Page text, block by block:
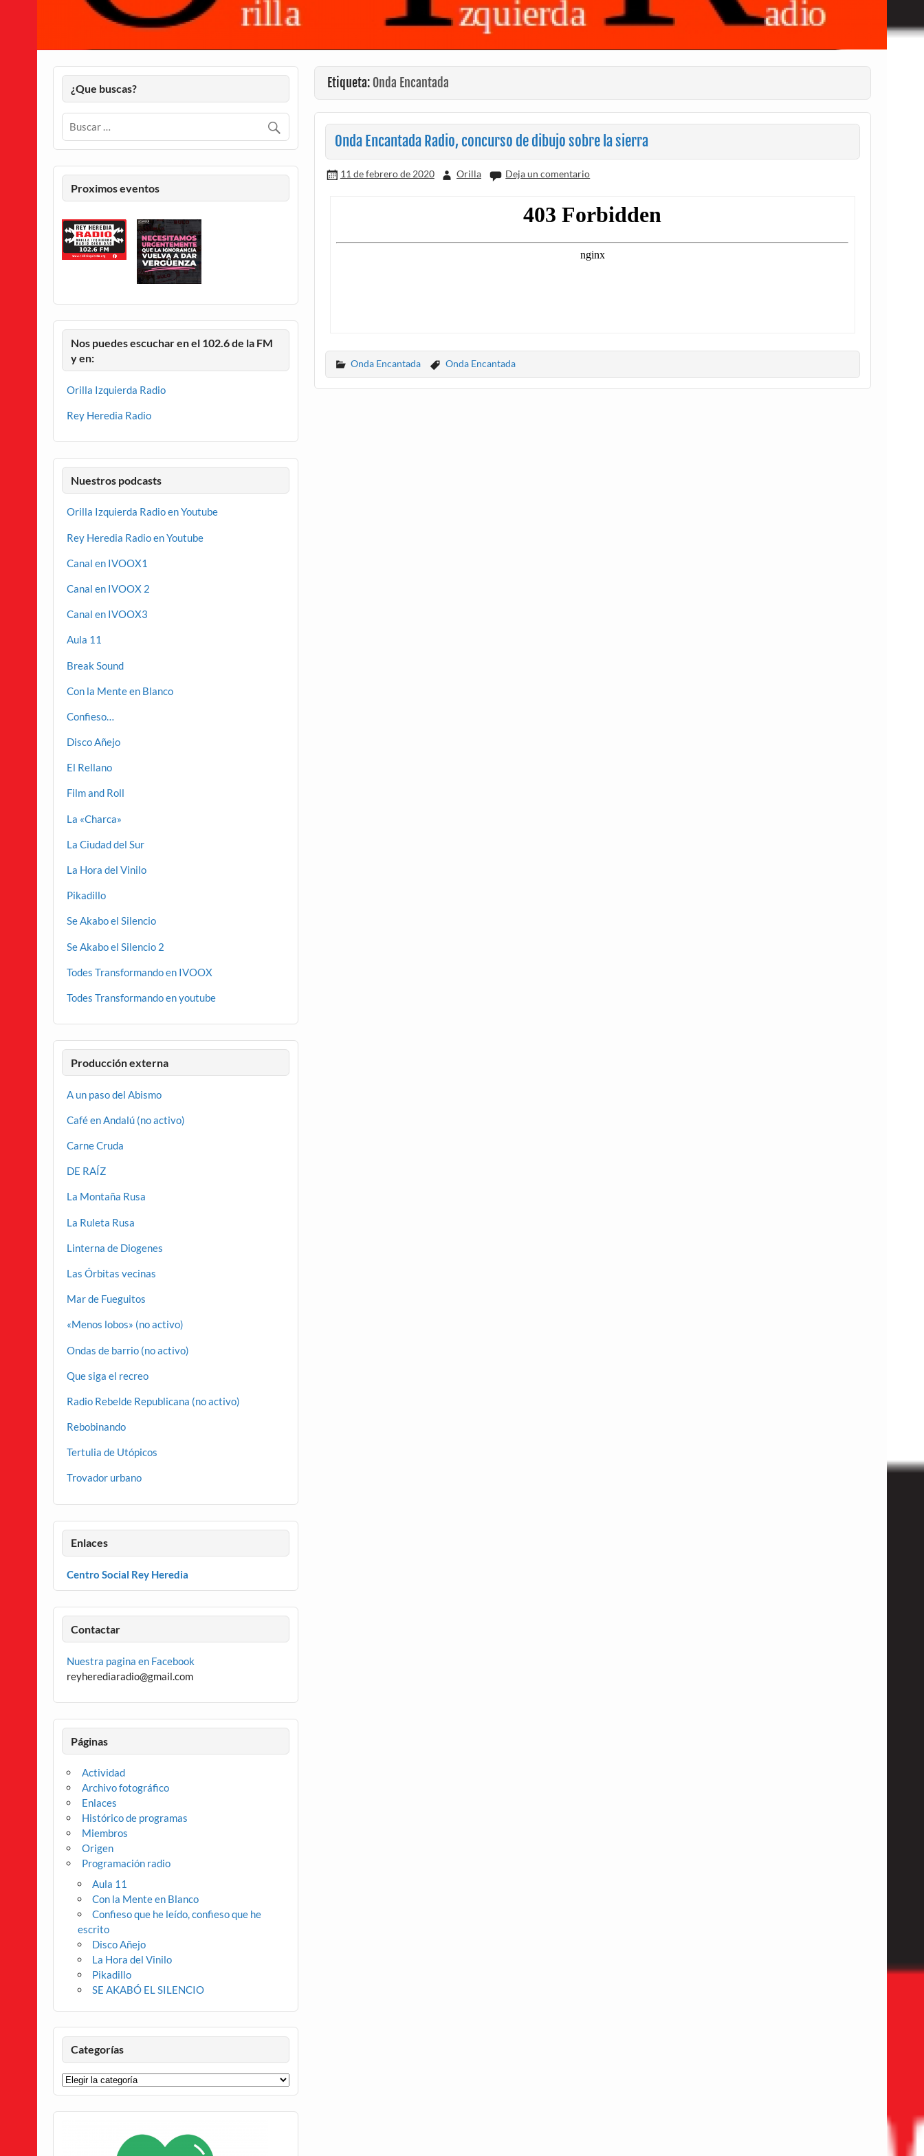
Etiqueta: Onda Encantada
Onda Encantada Radio, concurso de dibujo sobre la sierra
11 de febrero de 2020 Orilla Deja un comentario
Onda Encantada Onda Encantada
¿Que buscas?
Proximos eventos
Nos puedes escuchar en el 102.6 de la FM
y en:
Orilla Izquierda Radio
Rey Heredia Radio
Nuestros podcasts
Orilla Izquierda Radio en Youtube
Rey Heredia Radio en Youtube
Canal en IVOOX1
Canal en IVOOX 2
Canal en IVOOX3
Aula 11
Break Sound
Con la Mente en Blanco
Confieso…
Disco Añejo
El Rellano
Film and Roll
La «Charca»
La Ciudad del Sur
La Hora del Vinilo
Pikadillo
Se Akabo el Silencio
Se Akabo el Silencio 2
Todes Transformando en IVOOX
Todes Transformando en youtube
Producción externa
A un paso del Abismo
Café en Andalú (no activo)
Carne Cruda
DE RAÍZ
La Montaña Rusa
La Ruleta Rusa
Linterna de Diogenes
Las Órbitas vecinas
Mar de Fueguitos
«Menos lobos» (no activo)
Ondas de barrio (no activo)
Que siga el recreo
Radio Rebelde Republicana (no activo)
Rebobinando
Tertulia de Utópicos
Trovador urbano
Enlaces
Centro Social Rey Heredia
Contactar
Nuestra pagina en Facebook
reyherediaradio@gmail.com
Páginas
Actividad
Archivo fotográfico
Enlaces
Histórico de programas
Miembros
Origen
Programación radio
Aula 11
Con la Mente en Blanco
Confieso que he leído, confieso que he
escrito
Disco Añejo
La Hora del Vinilo
Pikadillo
SE AKABÓ EL SILENCIO
Categorías
Categorías